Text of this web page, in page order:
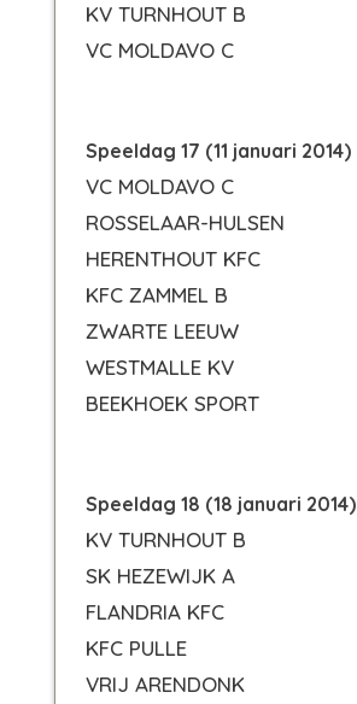
KV TURNHOUT B
VC MOLDAVO C
Speeldag 17 (11 januari 2014)
VC MOLDAVO C
ROSSELAAR-HULSEN
HERENTHOUT KFC
KFC ZAMMEL B
ZWARTE LEEUW
WESTMALLE KV
BEEKHOEK SPORT
Speeldag 18 (18 januari 2014)
KV TURNHOUT B
SK HEZEWIJK A
FLANDRIA KFC
KFC PULLE
VRIJ ARENDONK